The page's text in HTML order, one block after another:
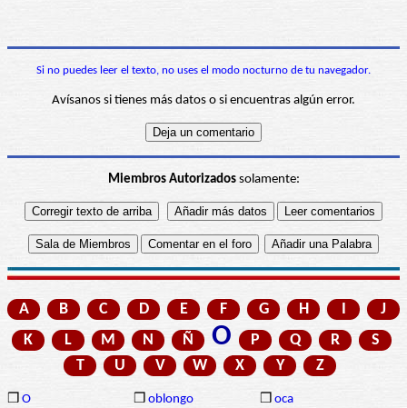
Si no puedes leer el texto, no uses el modo nocturno de tu navegador.
Avísanos si tienes más datos o si encuentras algún error.
Miembros Autorizadossolamente:
A B C D E F G H I
J
K
L M N Ñ O P Q R
S
T
U V W X Y Z
❒ O ❒ oblongo ❒ oca